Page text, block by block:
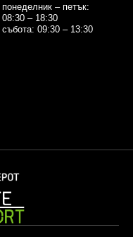
понеделник – петък:
08:30 – 18:30
събота: 09:30 – 13:30